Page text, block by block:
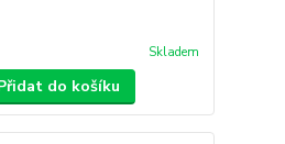
Skladem
do košíku